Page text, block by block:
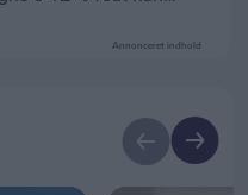
Annonceret indhold